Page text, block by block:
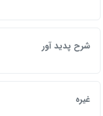
شرح پديد آور
غيره